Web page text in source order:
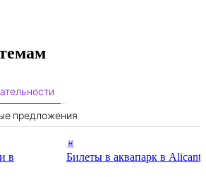
предложения
в
Билеты в аквапарк в Alicante